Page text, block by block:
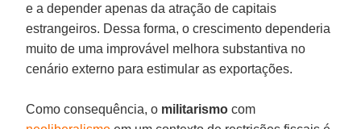
e a depender apenas da atração de capitais
estrangeiros. Dessa forma, o crescimento dependeria
muito de uma improvável melhora substantiva no
cenário externo para estimular as exportações.
Como consequência, o militarismo com